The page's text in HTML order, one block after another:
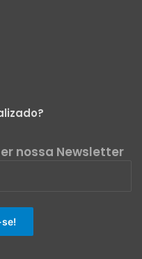
nossa Newsletter